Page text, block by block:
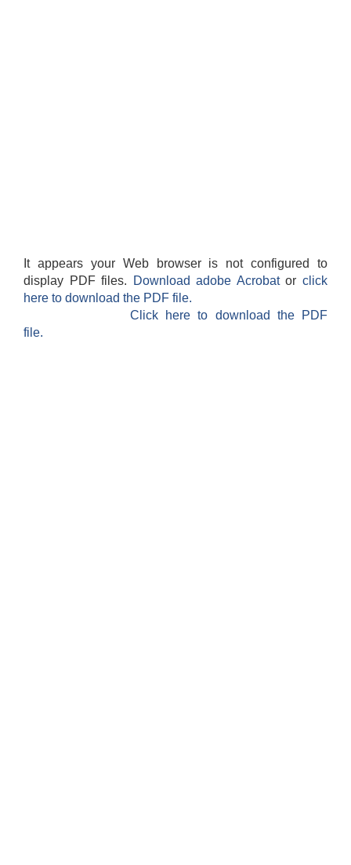
It appears your Web browser is not configured to
display PDF files.
Download adobe Acrobatorclick
here to download the PDF file.
Click here to download the PDF
file.